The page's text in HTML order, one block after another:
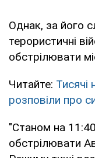
Однак, за його
терористичні
обстрілювати
Читайте: Тисячі
розповіли про
"Станом на
обстрілювати